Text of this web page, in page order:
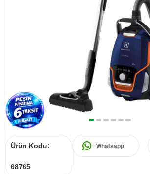
Ürün Kodu:
68765
Whatsapp